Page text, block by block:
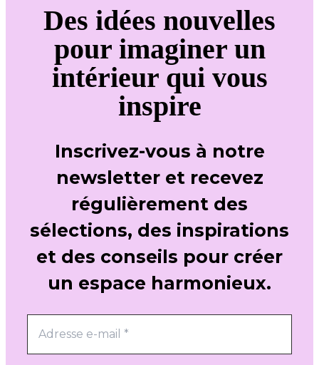
Des idées nouvelles
pour imaginer un
intérieur qui vous
inspire
Inscrivez-vous à notre
newsletter et recevez
régulièrement des
sélections, des inspirations
et des conseils pour créer
un espace harmonieux.